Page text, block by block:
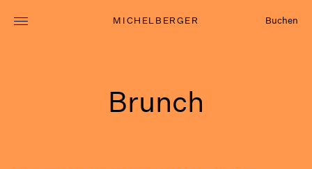
MICHELBERGER Buchen
Brunch